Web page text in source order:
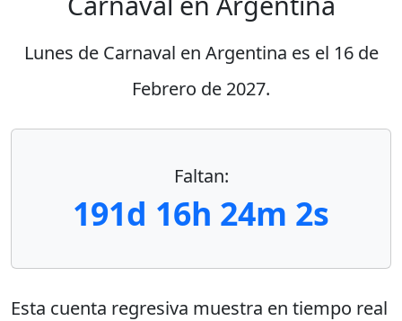
Lunes de Carnaval en Argentina es el 16 de
Febrero de 2027.
Faltan:
191d 16h 24m 2s
Esta cuenta regresiva muestra en tiempo real